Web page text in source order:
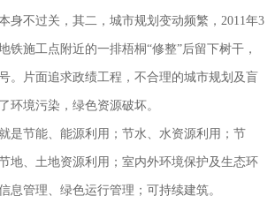
身不过关，其二，城市规划变动频繁，2011年3
铁施工点附近的一排梧桐“修整”后留下树干，
。片面追求政绩工程，不合理的城市规划及盲
环境污染，绿色资源破坏。
节能、能源利用；节水、水资源利用；节
地、土地资源利用；室内外环境保护及生态环
息管理、绿色运行管理；可持续建筑。